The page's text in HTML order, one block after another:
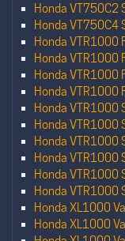
Honda VT750C2
Honda VT750C4
Honda
Honda
Honda
Honda
Honda VTR1000
Honda VTR1000
Honda VTR1000
Honda VTR1000
Honda VTR1000
Honda VTR1000
Honda XL1000
Honda XL1000